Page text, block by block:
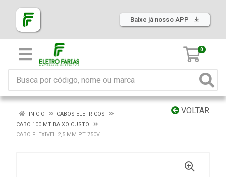
Baixe já nosso APP
0
VOLTAR
INÍCIO
CABOS ELETRICOS
CABO 100 MT BAIXO CUSTO
CABO FLEXIVEL 2,5 MM PT 750V